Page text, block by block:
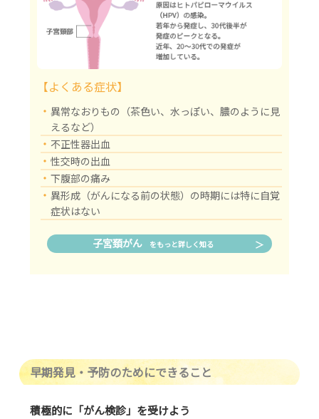
【よくある症状】
・ 異常なおりもの（茶色い、水っぽい、膿のように見
えるなど）
・ 不正性器出血
・ 性交時の出血
・ 下腹部の痛み
・ 異形成（がんになる前の状態）の時期には特に自覚
症状はない
子宮頚がん をもっと詳しく知る
早期発見・予防のためにできること
積極的に「がん検診」を受けよう